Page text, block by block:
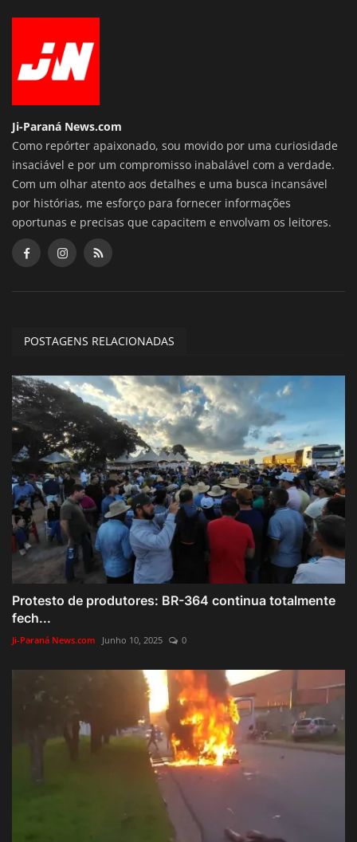
Ji-Paraná News.com
Como repórter apaixonado, sou movido por uma curiosidade
insaciável e por um compromisso inabalável com a verdade.
Com um olhar atento aos detalhes e uma busca incansável
por histórias, me esforço para fornecer informações
oportunas e precisas que capacitem e envolvam os leitores.
POSTAGENS RELACIONADAS
Protesto de produtores: BR-364 continua totalmente
fech...
Ji-Paraná News.com Junho 10, 2025 0